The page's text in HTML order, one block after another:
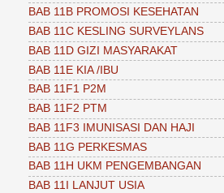
BAB 11B PROMOSI KESEHATAN
BAB 11C KESLING SURVEYLANS
BAB 11D GIZI MASYARAKAT
BAB 11E KIA /IBU
BAB 11F1 P2M
BAB 11F2 PTM
BAB 11F3 IMUNISASI DAN HAJI
BAB 11G PERKESMAS
BAB 11H UKM PENGEMBANGAN
BAB 11I LANJUT USIA